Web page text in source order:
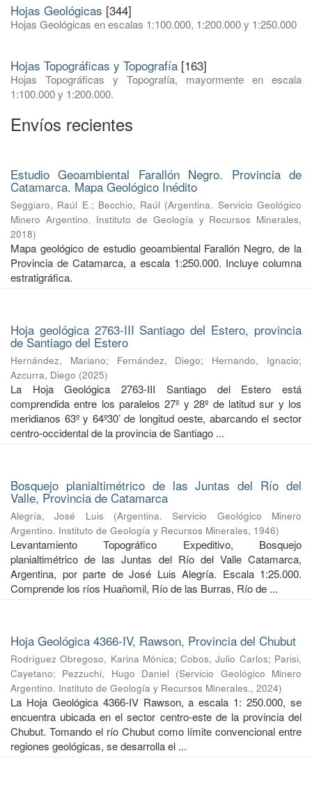
Hojas Geológicas [344]
Hojas Geológicas en escalas 1:100.000, 1:200.000 y 1:250.000
Hojas Topográficas y Topografía [163]
Hojas Topográficas y Topografía, mayormente en escala
1:100.000 y 1:200.000.
Envíos recientes
Estudio Geoambiental Farallón Negro. Provincia de
Catamarca. Mapa Geológico Inédito
Seggiaro, Raúl E.; Becchio, Raúl (Argentina. Servicio Geológico
Minero Argentino. Instituto de Geología y Recursos Minerales,
2018)
Mapa geológico de estudio geoambiental Farallón Negro, de la
Provincia de Catamarca, a escala 1:250.000. Incluye columna
estratigráfica.
Hoja geológica 2763-III Santiago del Estero, provincia
de Santiago del Estero
Hernández, Mariano; Fernández, Diego; Hernando, Ignacio;
Azcurra, Diego (2025)
La Hoja Geológica 2763-III Santiago del Estero está
comprendida entre los paralelos 27º y 28º de latitud sur y los
meridianos 63º y 64º30’ de longitud oeste, abarcando el sector
centro-occidental de la provincia de Santiago ...
Bosquejo planialtimétrico de las Juntas del Río del
Valle, Provincia de Catamarca
Alegría, José Luis (Argentina. Servicio Geológico Minero
Argentino. Instituto de Geología y Recursos Minerales, 1946)
Levantamiento Topográfico Expeditivo, Bosquejo
planialtimétrico de las Juntas del Río del Valle Catamarca,
Argentina, por parte de José Luis Alegría. Escala 1:25.000.
Comprende los ríos Huañomil, Río de las Burras, Río de ...
Hoja Geológica 4366-IV, Rawson, Provincia del Chubut
Rodríguez Obregoso, Karina Mónica;Cobos, Julio Carlos; Parisi,
Cayetano; Pezzuchi, Hugo Daniel (Servicio Geológico Minero
Argentino. Instituto de Geología y Recursos Minerales., 2024)
La Hoja Geológica 4366-IV Rawson, a escala 1: 250.000, se
encuentra ubicada en el sector centro-este de la provincia del
Chubut. Tomando el río Chubut como límite convencional entre
regiones geológicas, se desarrolla el ...